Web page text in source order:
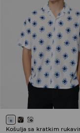
Košulja sa kratkim